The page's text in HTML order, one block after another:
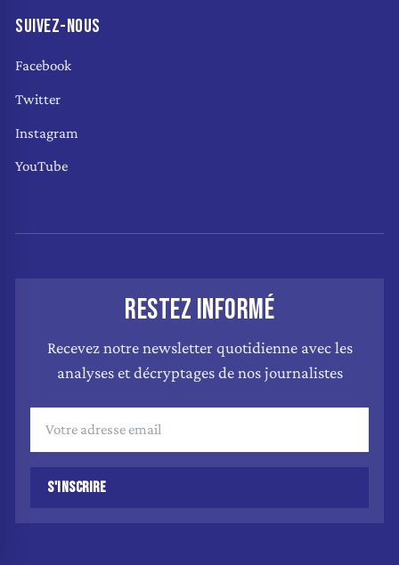
SUIVEZ-NOUS
Facebook
Twitter
Instagram
YouTube
RESTEZ INFORMÉ
Recevez notre newsletter quotidienne avec les
analyses et décryptages de nos journalistes
S'INSCRIRE